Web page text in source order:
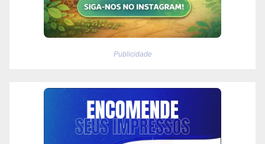
Publicidade